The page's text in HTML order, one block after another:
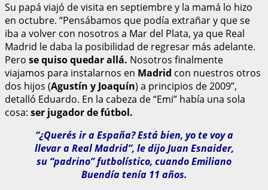
Su papá viajó de visita en septiembre y la mamá lo hizo
en octubre. “Pensábamos que podía extrañar y que se
iba a volver con nosotros a Mar del Plata, ya que Real
Madrid le daba la posibilidad de regresar más adelante.
Pero se quiso quedar allá. Nosotros finalmente
viajamos para instalarnos en Madrid con nuestros otros
dos hijos (Agustín y Joaquín) a principios de 2009”,
detalló Eduardo. En la cabeza de “Emi” había una sola
cosa: ser jugador de fútbol.
“¿Querés ir a España? Está bien, yo te voy a
llevar a Real Madrid”, le dijo Juan Esnaider,
su “padrino” futbolístico, cuando Emiliano
Buendía tenía 11 años.